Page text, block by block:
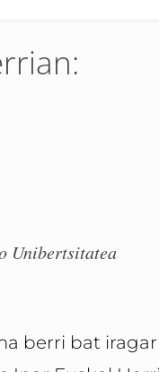
Unibertsitatea
berri bat